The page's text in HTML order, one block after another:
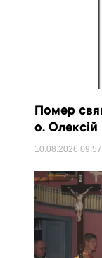
Помер
о.
10.08.202609:57